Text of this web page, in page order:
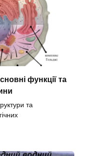
функції та
та